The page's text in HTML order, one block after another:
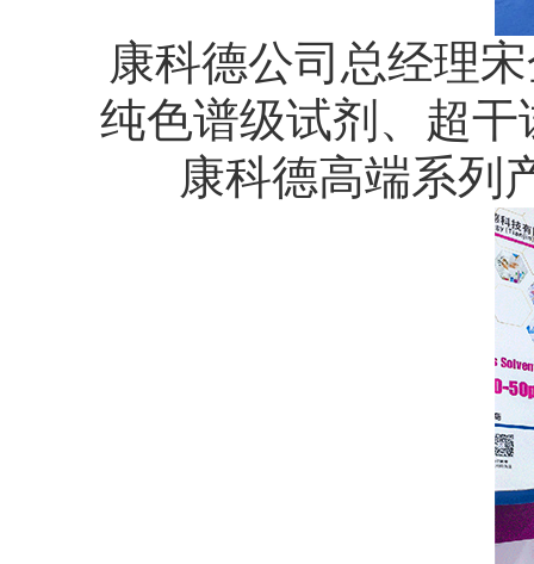
康科德公司总经理
纯色谱级试剂、超
康科德高端系列